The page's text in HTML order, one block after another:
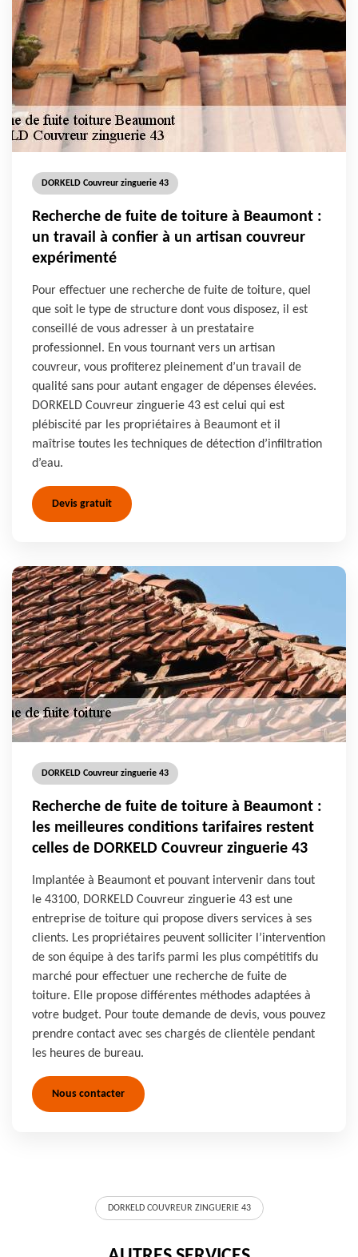
DORKELD Couvreur zinguerie 43
Recherche de fuite de toiture à Beaumont :
un travail à confier à un artisan couvreur
expérimenté
Pour effectuer une recherche de fuite de toiture, quel
que soit le type de structure dont vous disposez, il est
conseillé de vous adresser à un prestataire
professionnel. En vous tournant vers un artisan
couvreur, vous profiterez pleinement d’un travail de
qualité sans pour autant engager de dépenses élevées.
DORKELD Couvreur zinguerie 43 est celui qui est
plébiscité par les propriétaires à Beaumont et il
maîtrise toutes les techniques de détection d’infiltration
d’eau.
Devis gratuit
DORKELD Couvreur zinguerie 43
Recherche de fuite de toiture à Beaumont :
les meilleures conditions tarifaires restent
celles de DORKELD Couvreur zinguerie 43
Implantée à Beaumont et pouvant intervenir dans tout
le 43100, DORKELD Couvreur zinguerie 43 est une
entreprise de toiture qui propose divers services à ses
clients. Les propriétaires peuvent solliciter l’intervention
de son équipe à des tarifs parmi les plus compétitifs du
marché pour effectuer une recherche de fuite de
toiture. Elle propose différentes méthodes adaptées à
votre budget. Pour toute demande de devis, vous pouvez
prendre contact avec ses chargés de clientèle pendant
les heures de bureau.
Nous contacter
DORKELD COUVREUR ZINGUERIE 43